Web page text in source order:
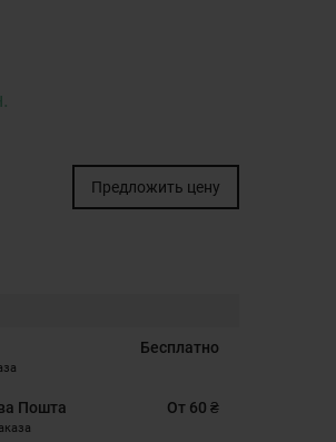
Предложить цену
Бесплатно
Пошта От 60 ₴